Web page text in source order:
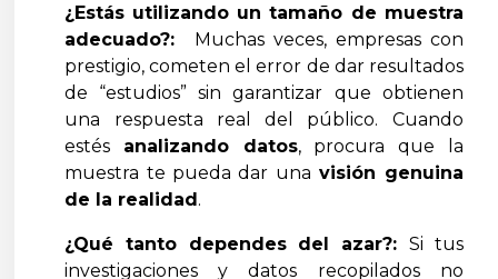
¿Estás utilizando un tamaño de muestra
adecuado?: Muchas veces, empresas con
prestigio, cometen el error de dar resultados
de “estudios” sin garantizar que obtienen
una respuesta real del público. Cuando
estés analizando datos, procura que la
muestra te pueda dar una visión genuina
de la realidad.
¿Qué tanto dependes del azar?: Si tus
investigaciones y datos recopilados no